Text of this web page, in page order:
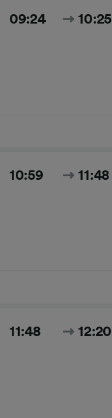
09:24 10:25
10:59 11:48
11:48 12:20